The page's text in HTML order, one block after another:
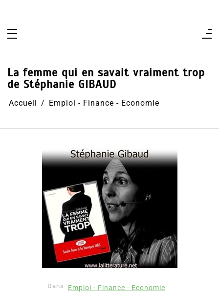
La femme qui en savait vraiment trop
de Stéphanie GIBAUD
Accueil Emploi - Finance - Economie
Dans Emploi - Finance - Economie